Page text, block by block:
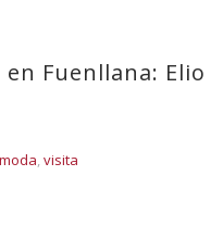
Fuenllana: Elio
moda, visita